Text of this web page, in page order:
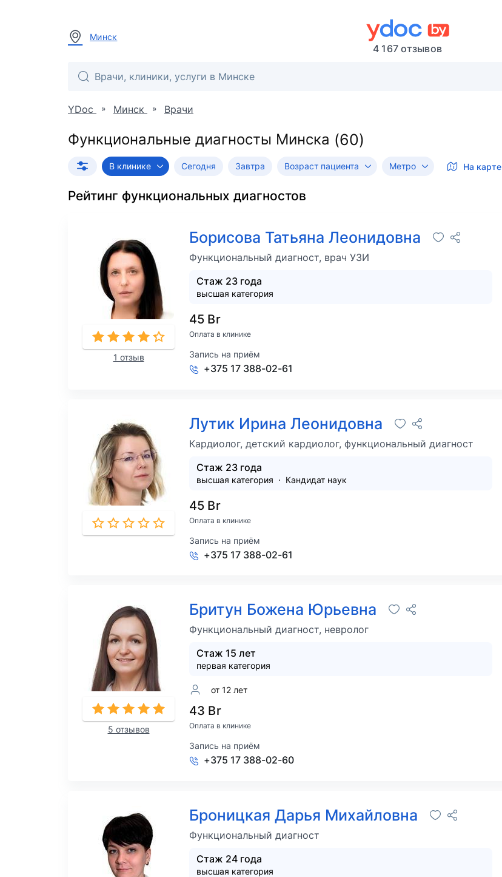
Минск
4 167 отзывов
YDoc » Минск » Врачи
Функциональные диагносты Минска
В клинике Сегодня Завтра Возраст пациента Метро На карте
Рейтинг функциональных диагностов
1 отзыв
Борисова Татьяна Леонидовна
Функциональный диагност, врач УЗИ
Стаж 23 года
высшая категория
45 Br
Оплата в клинике
Запись на приём
+375 17 388-02-61
Лутик Ирина Леонидовна
Кардиолог, детский кардиолог, функциональный диагност
Стаж 23 года
высшая категория Кандидат наук
45 Br
Оплата в клинике
Запись на приём
+375 17 388-02-61
5 отзывов
Бритун Божена Юрьевна
Функциональный диагност, невролог
Стаж 15 лет
первая категория
от 12 лет
43 Br
Оплата в клинике
Запись на приём
+375 17 388-02-60
Броницкая Дарья Михайловна
Функциональный диагност
Стаж 24 года
высшая категория